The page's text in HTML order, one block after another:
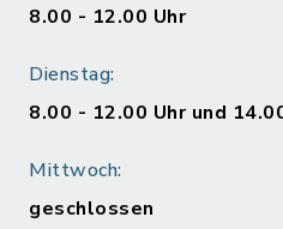
8.00 - 12.00 Uhr
Dienstag:
8.00 - 12.00 Uhr und
Mittwoch:
geschlossen